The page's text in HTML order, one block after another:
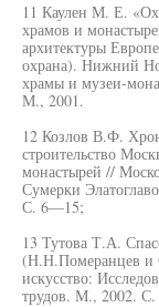
11 Каулен М. Е.
храмов и
архитектуры
охрана). Нижний
храмы и музеи-
М., 2001.
12 Козлов В.Ф.
строительство
монастырей //
Сумерки
С. 6—15;
13 Тутова Т.А.
(Н.Н.Померанцев и
искусство:
трудов. М., 2002.